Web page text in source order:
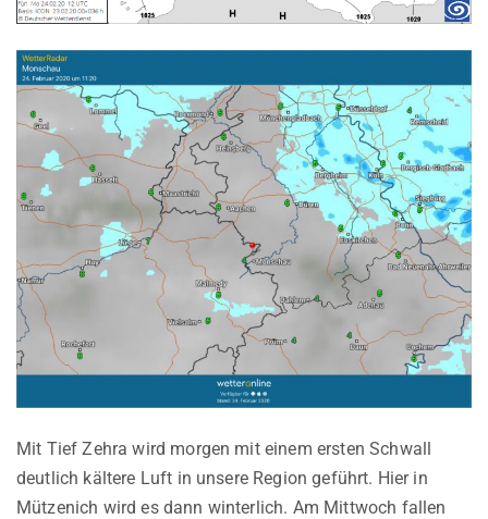
Mit Tief Zehra wird morgen mit einem ersten Schwall
deutlich kältere Luft in unsere Region geführt. Hier in
Mützenich wird es dann winterlich. Am Mittwoch fallen